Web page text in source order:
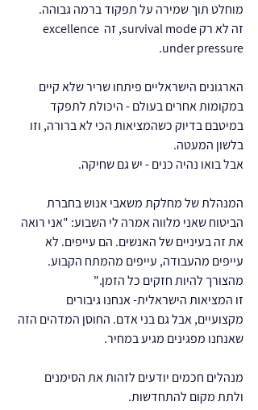
מוחלט תוך שמירה על תפקוד ברמה גבוהה.
זה לא רק survival mode, זה excellence
under pressure.
הארגונים הישראליים פיתחו שריר שלא קיים
במקומות אחרים בעולם - היכולת לתפקד
במיטבם בדיוק כשהמציאות הכי לא ברורה, וזו
בלשון המעטה.
אבל בואו נהיה כנים - יש גם שחיקה.
המנהלת של מחלקת משאבי אנוש בחברת
הביטוח שאני מלווה אמרה לי השבוע: "אני רואה
את זה בעיניים של האנשים. הם עייפים. לא
עייפים מהעבודה, עייפים מהמתח הקבוע.
מהצורך להיות חזקים כל הזמן."
זו המציאות הישראלית- אנחנו גיבורים
מקצועיים, אבל גם בני אדם. החוסן המדהים הזה
שאנחנו מפגינים מגיע במחיר.
מנהלים חכמים יודעים לזהות את הסימנים
ולתת מקום להתחדשות.